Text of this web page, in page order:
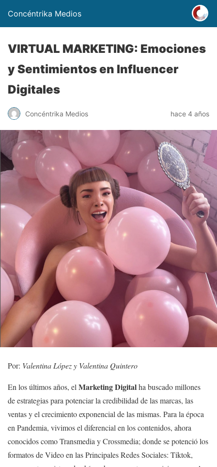
Concéntrika Medios
VIRTUAL MARKETING: Emociones
y Sentimientos en Influencer
Digitales
Concéntrika Medios hace 4 años
Por: Valentina López y Valentina Quintero
En los últimos años, el Marketing Digitalha buscado millones
de estrategias para potenciar la credibilidad de las marcas, las
ventas y el crecimiento exponencial de las mismas. Para la época
en Pandemia, vivimos el diferencial en los contenidos, ahora
conocidos como Transmedia y Crossmedia; donde se potenció los
formatos de Video en las Principales Redes Sociales: Tiktok,